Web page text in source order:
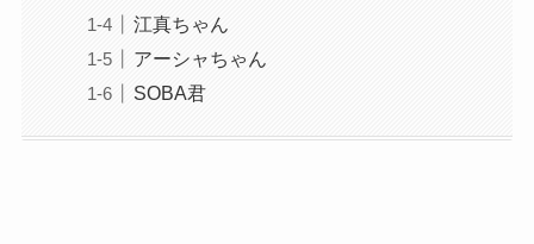
江真ちゃん
アーシャちゃん
SOBA君